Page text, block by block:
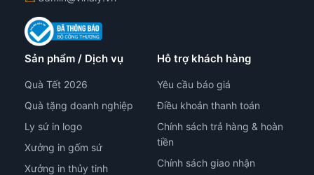
Sản phẩm / Dịch vụ
Quà Tết 2026
Quà tặng doanh nghiệp
Ly sứ in logo
Xưởng in gốm sứ
Xưởng in thủy tinh
Hỗ trợ khách hàng
Yêu cầu báo giá
Điều khoản thanh toán
Chính sách trả hàng & hoàn
tiền
Chính sách giao nhận